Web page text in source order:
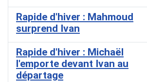
Rapide d'hiver : Mahmoud
surprend Ivan
Rapide d'hiver : Michaël
l'emporte devant Ivan au
départage